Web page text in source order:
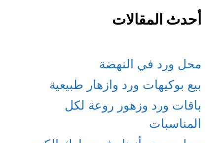
أحدث المقالات
محل ورد في النهضة
بيع بوكيهات ورد وازهار طبيعية
باقات ورد وزهور روعة لكل
المناسبات